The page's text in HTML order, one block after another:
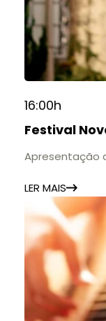
16:00h
Festival
Apresentação
LER MAIS